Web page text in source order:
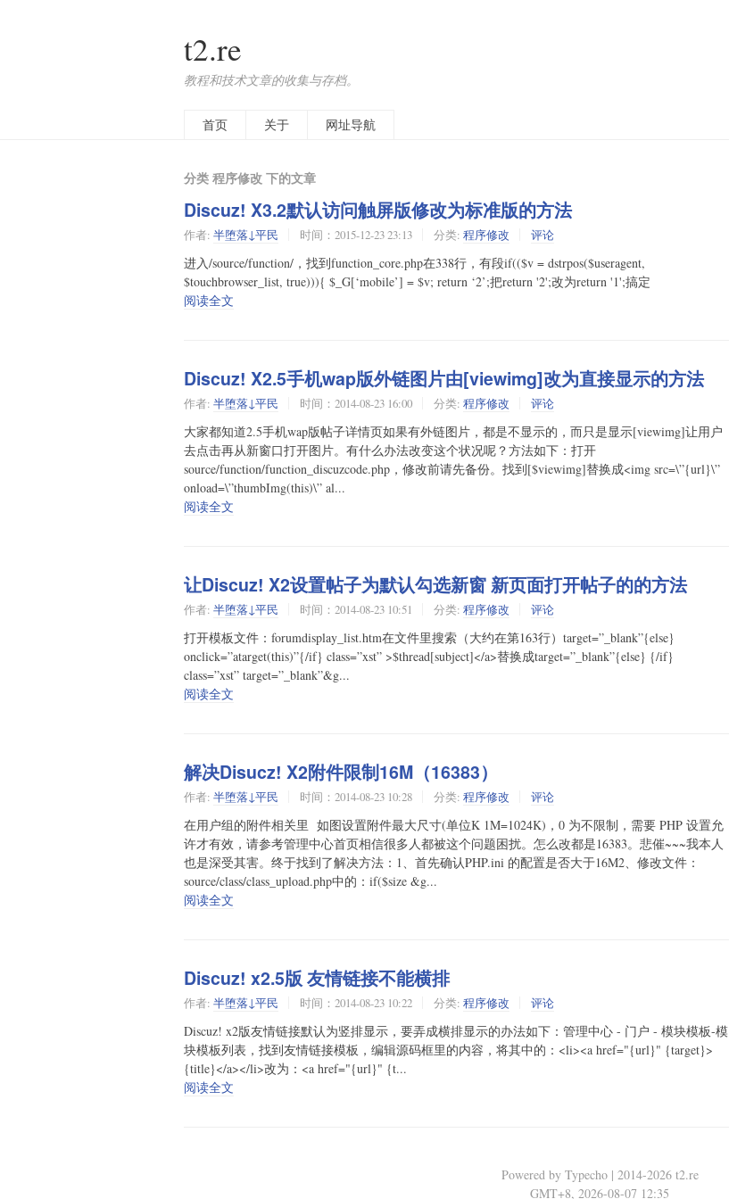
t2.re
教程和技术文章的收集与存档。
首页
关于 网址导航
分类 程序修改 下的文章
Discuz! X3.2默认访问触屏版修改为标准版的方法
作者: 半堕落↓平民 时间：2015-12-23 23:13 分类: 程序修改 评论
进入/source/function/，找到function_core.php在338行，有段if(($v = dstrpos($useragent,
$touchbrowser_list, true))){ $_G[‘mobile’] = $v; return ‘2’;把return '2';改为return '1';搞定
阅读全文
Discuz! X2.5手机wap版外链图片由[viewimg]改为直接显示的方法
作者: 半堕落↓平民 时间：2014-08-23 16:00 分类: 程序修改 评论
大家都知道2.5手机wap版帖子详情页如果有外链图片，都是不显示的，而只是显示[viewimg]让用户
去点击再从新窗口打开图片。有什么办法改变这个状况呢？方法如下：打开
source/function/function_discuzcode.php，修改前请先备份。找到[$viewimg]替换成<img src=\”{url}\”
onload=\”thumbImg(this)\” al...
阅读全文
让Discuz! X2设置帖子为默认勾选新窗 新页面打开帖子的的方法
作者: 半堕落↓平民 时间：2014-08-23 10:51 分类: 程序修改 评论
打开模板文件：forumdisplay_list.htm在文件里搜索（大约在第163行）target=”_blank”{else}
onclick=”atarget(this)”{/if} class=”xst” >$thread[subject]</a>替换成target=”_blank”{else} {/if}
class=”xst” target=”_blank”&g...
阅读全文
解决Disucz! X2附件限制16M（16383）
作者: 半堕落↓平民 时间：2014-08-23 10:28 分类: 程序修改 评论
在用户组的附件相关里 如图设置附件最大尺寸(单位K 1M=1024K)，0 为不限制，需要 PHP 设置允
许才有效，请参考管理中心首页相信很多人都被这个问题困扰。怎么改都是16383。悲催~~~我本人
也是深受其害。终于找到了解决方法：1、首先确认PHP.ini 的配置是否大于16M2、修改文件：
source/class/class_upload.php中的：if($size &g...
阅读全文
Discuz! x2.5版 友情链接不能横排
作者: 半堕落↓平民 时间：2014-08-23 10:22 分类: 程序修改 评论
Discuz! x2版友情链接默认为竖排显示，要弄成横排显示的办法如下：管理中心 - 门户 - 模块模板-模
块模板列表，找到友情链接模板，编辑源码框里的内容，将其中的：<li><a href="{url}" {target}>
{title}</a></li>改为：<a href="{url}" {t...
阅读全文
Powered by Typecho | 2014-2026 t2.re
GMT+8, 2026-08-07 12:35